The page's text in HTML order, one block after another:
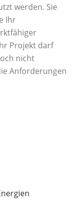
werden. Sie
Ihr
Projekt darf
nicht
Anforderungen